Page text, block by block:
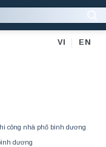
VI EN
công nhà phố bình dương
dương